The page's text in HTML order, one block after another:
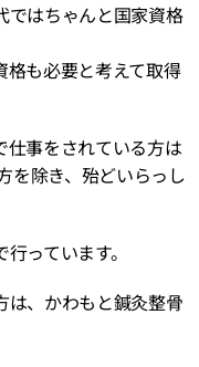
ではちゃんと国家資格
も必要と考えて取得
事をされている方は
を除き、殆どいらっし
っています。
は、かわもと鍼灸整骨